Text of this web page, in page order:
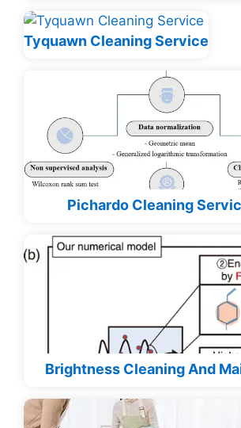
Tyquawn Cleaning Service
Pichardo Cleaning
Brightness Cleaning And